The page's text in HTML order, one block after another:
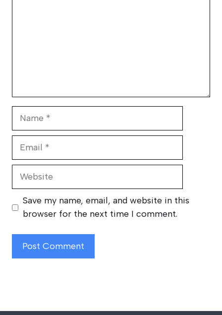
Website
Save my name, email, and website in this
browser for the next time I comment.